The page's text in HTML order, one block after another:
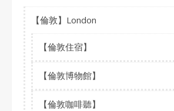
【倫敦】London
【倫敦住宿】
【倫敦博物館】
【倫敦咖啡聽】